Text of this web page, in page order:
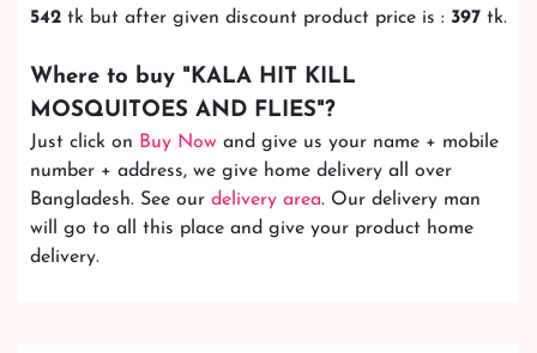
542 tk but after given discount product price is : 397 tk.
Where to buy " KALA HIT KILL
MOSQUITOES AND FLIES"?
Just click on Buy Now and give us your name + mobile
number + address, we give home delivery all over
Bangladesh. See our delivery area. Our delivery man
will go to all this place and give your product home
delivery.